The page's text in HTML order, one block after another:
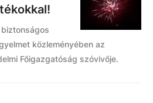
közleményében az
Főigazgatóság szóvivője.